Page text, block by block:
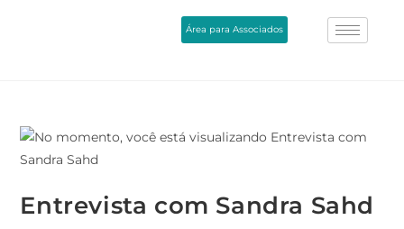
Área para Associados
Entrevista com Sandra Sahd